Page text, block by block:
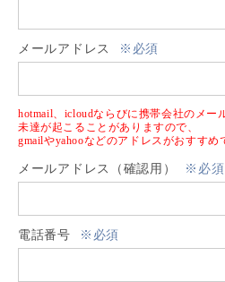
メールアドレス ※必須
hotmail、icloudならびに携帯会社のメー
未達が起こることがありますので、
gmailやyahooなどのアドレスがおすすめ
メールアドレス（確認用） ※必須
電話番号 ※必須